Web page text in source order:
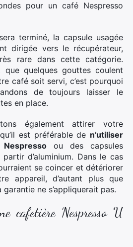
pour un café Nespresso
terminé, la capsule usagée
dirigée vers le récupérateur,
rare dans cette catégorie.
quelques gouttes coulent
café soit servi, c’est pourquoi
de toujours laisser le
en place.
également attirer votre
est préférable de n’utiliser
ou des capsules
d’aluminium. Dans le cas
se coincer et détériorer
appareil, d’autant plus que
ne s’appliquerait pas.
cafetière Nespresso U